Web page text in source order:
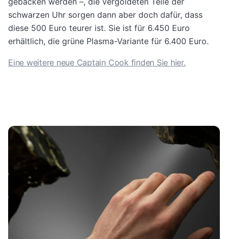
schwarzen Uhr sorgen dann aber doch dafür, dass
diese 500 Euro teurer ist. Sie ist für 6.450 Euro
erhältlich, die grüne Plasma-Variante für 6.400 Euro.
Eine weitere neue Captain Cook finden Sie hier.